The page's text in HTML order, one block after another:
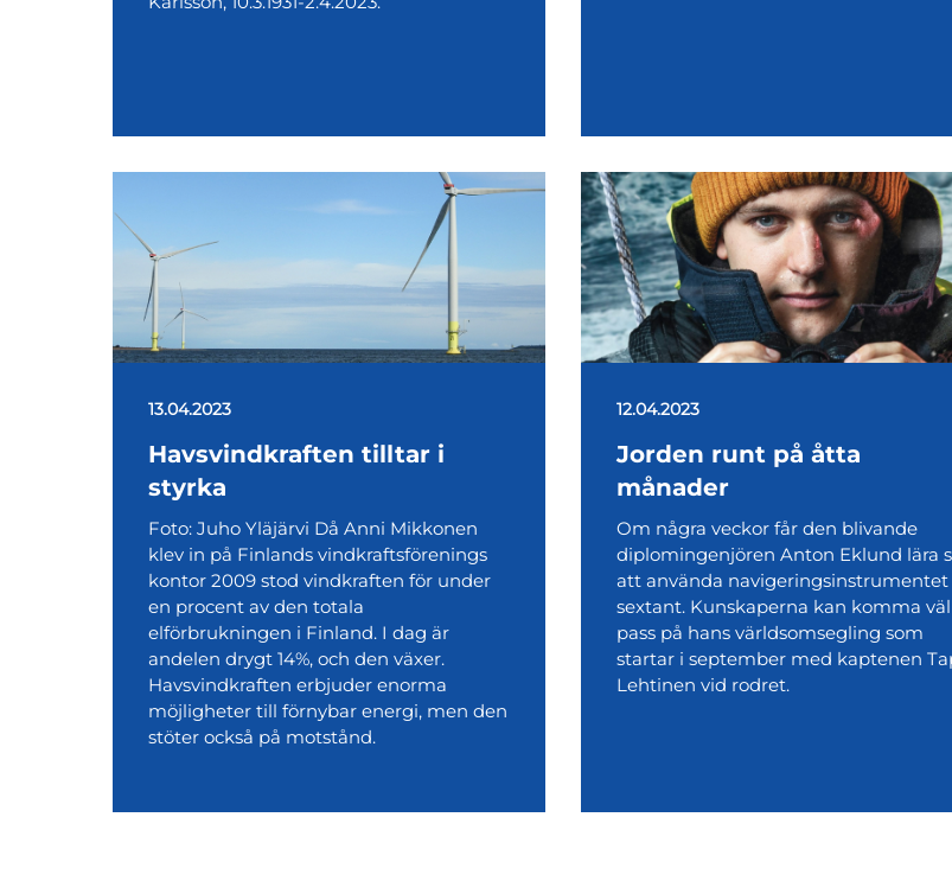
13.04.2023
Havsvindkraften tilltar i
styrka
Foto: Juho Yläjärvi Då Anni Mikkonen
klev in på Finlands vindkraftsförenings
kontor 2009 stod vindkraften för under
en procent av den totala
elförbrukningen i Finland. I dag är
andelen drygt 14%, och den växer.
Havsvindkraften erbjuder enorma
möjligheter till förnybar energi, men den
stöter också på motstånd.
12.04.2023
Jorden runt på åtta
månader
Om några veckor får den blivande
diplomingenjören Anton Eklund lära
att använda navigeringsinstrumentet
sextant. Kunskaperna kan komma
pass på hans världsomsegling som
startar i september med kaptenen
Lehtinen vid rodret.